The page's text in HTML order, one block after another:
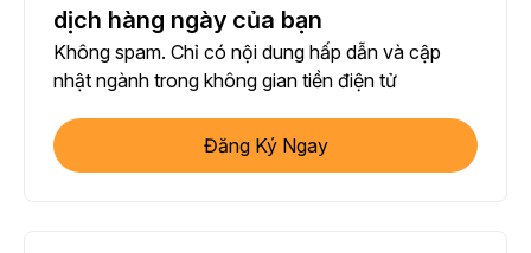
dịch hàng ngày của bạn
Không spam. Chỉ có nội dung hấp dẫn và cập
nhật ngành trong không gian tiền điện tử
Đăng Ký Ngay